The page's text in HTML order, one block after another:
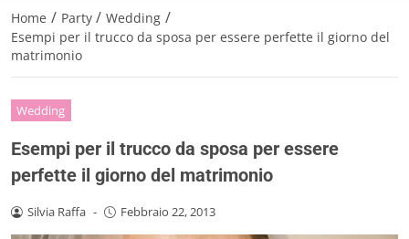
Home / Party / Wedding /
Esempi per il trucco da sposa per essere perfette il giorno del
matrimonio
Wedding
Esempi per il trucco da sposa per essere
perfette il giorno del matrimonio
Silvia Raffa - Febbraio 22, 2013